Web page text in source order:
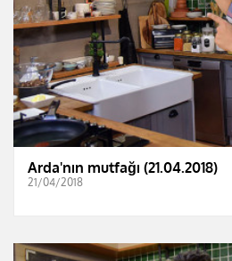
Arda'nın mutfağı (21.04.2018)
21/04/2018